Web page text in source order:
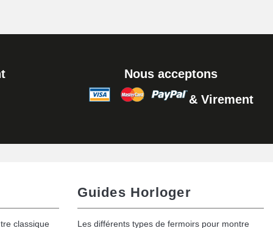
Nous acceptons
& Virement
classique
Guides Horloger
Les différents types de fermoirs pour montre